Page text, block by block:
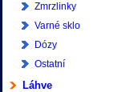
Zmrzlinky
Varné sklo
Dózy
Ostatní
Láhve